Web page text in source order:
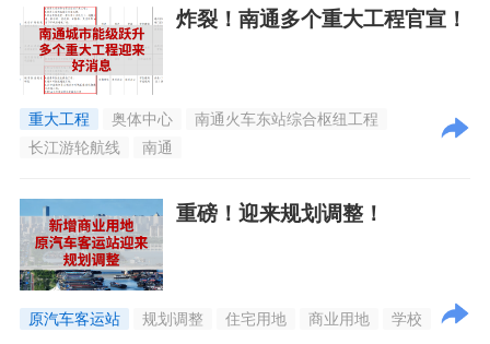
炸裂！南通多个重大工程官宣！
重大工程 奥体中心
南通火车东站综合枢纽工程
长江游轮航线
南通
重磅！迎来规划调整！
原汽车客运站 规划调整 住宅用地 商业用地 学校